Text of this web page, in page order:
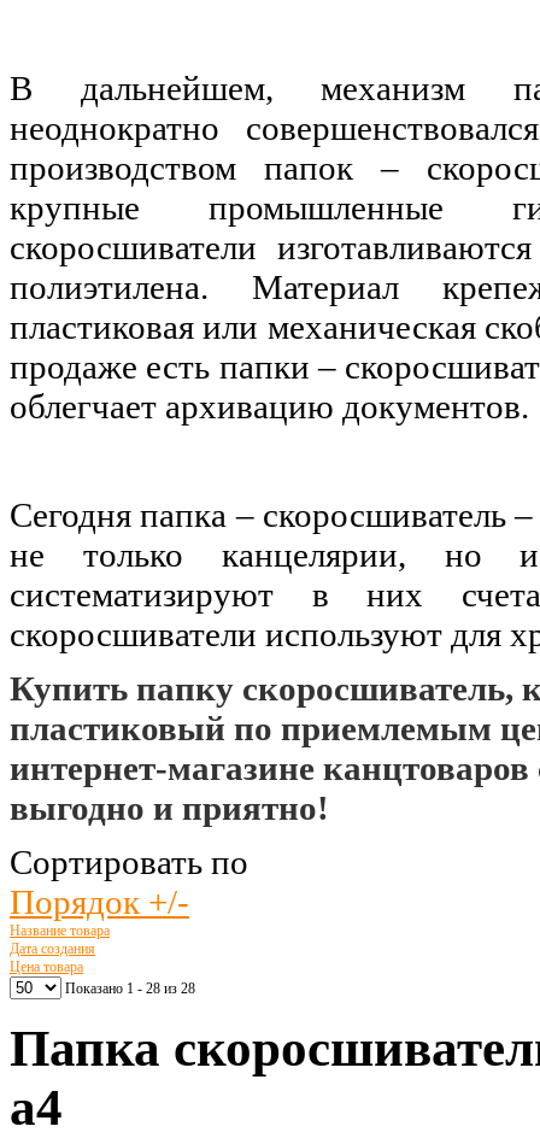
В дальнейшем, механизм
неоднократно
производством папок –
крупные промышленные
скоросшиватели
полиэтилена. Материал
пластиковая или механическая
продаже есть папки –
облегчает архивацию документов.
Сегодня папка – скоросшиватель
не только канцелярии, но
систематизируют в них
скоросшиватели используют для
Купить папку скоросшиватель,
пластиковый по приемлемым
интернет-магазине
выгодно и приятно!
Сортировать по
Порядок +/-
Название товара
Дата создания
Цена товара
Показано 1 - 28 из 28
Папка
а4